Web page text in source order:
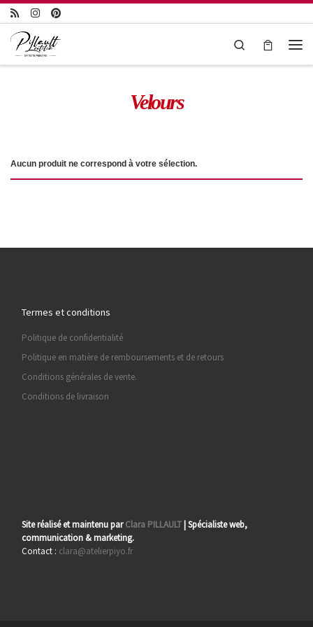
Passer au contenu
Search
Velours
Aucun produit ne correspond à votre sélection.
Termes et conditions
Politique de confidentialité
Politique en matière de remboursements et de retours
Conditions générales de vente.
Conditions de livraison
Site réalisé et maintenu parClara PILLAULT | Spécialiste web,
communication & marketing.
Contact : clara@atelierpiyo.fr